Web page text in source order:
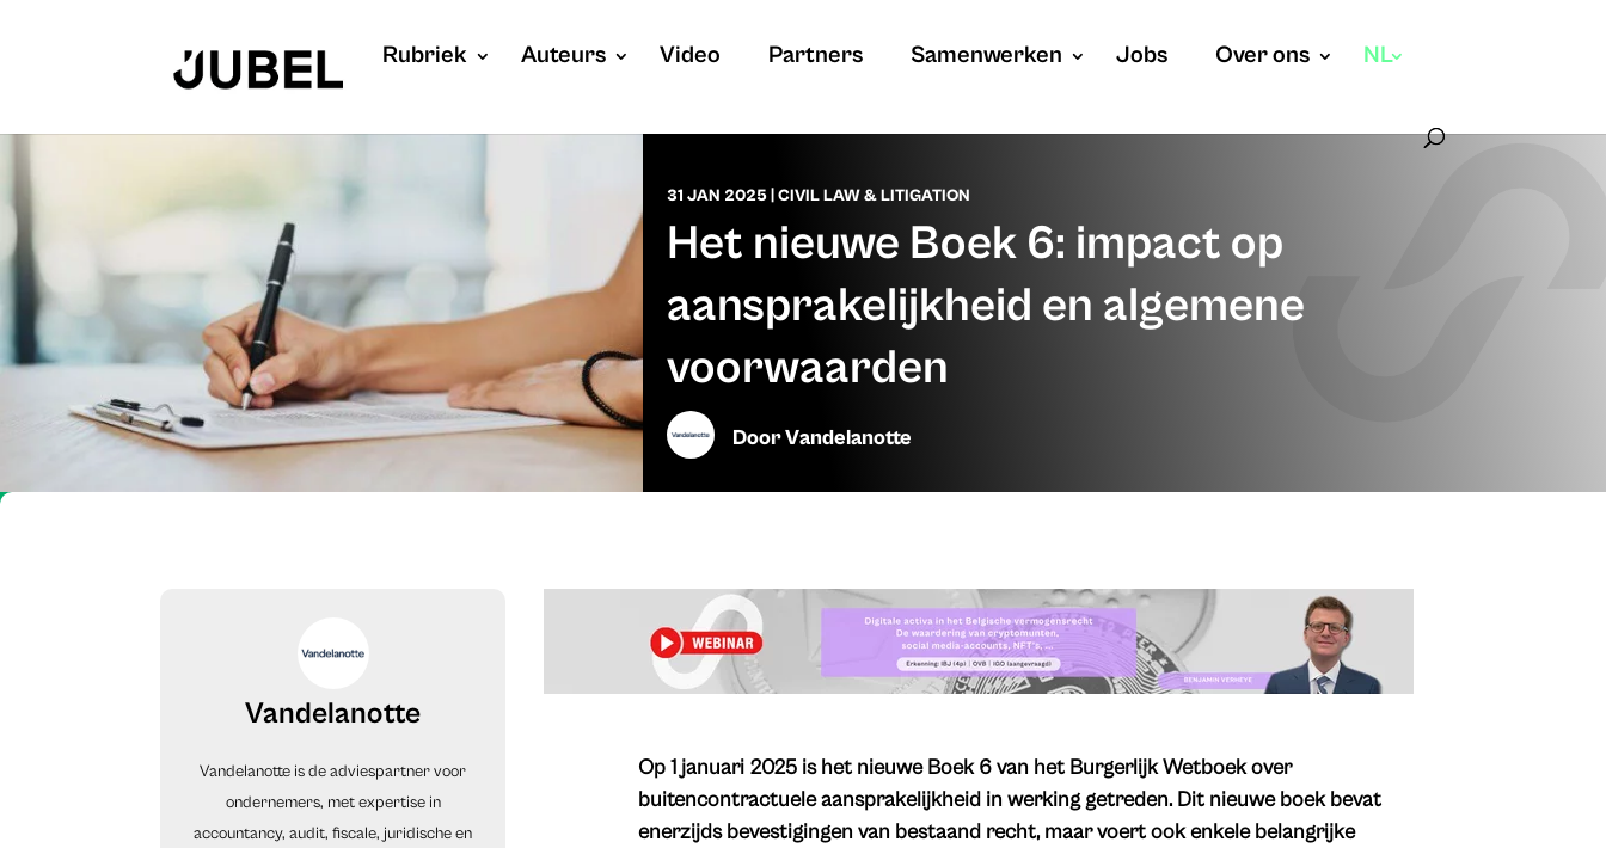
Rubriek Auteurs Video Partners Samenwerken Jobs Over ons NL
31 JAN 2025| CIVIL LAW & LITIGATION
Het nieuwe Boek 6: impact op
aansprakelijkheid en algemene
voorwaarden
DoorVandelanotte
Vandelanotte
Vandelanotte is de adviespartner voor
ondernemers, met expertise in
accountancy, audit, fiscale, juridische en
Op 1 januari 2025 is het nieuwe Boek 6 van het Burgerlijk Wetboek over
buitencontractuele aansprakelijkheid in werking getreden. Dit nieuwe boek bevat
enerzijds bevestigingen van bestaand recht, maar voert ook enkele belangrijke